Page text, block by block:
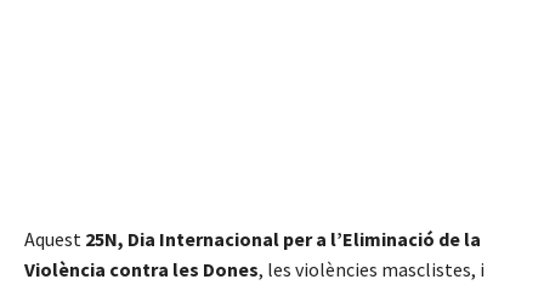
Aquest 25N, Dia Internacional per a l’Eliminació de la
Violència contra les Dones, les violències masclistes, i